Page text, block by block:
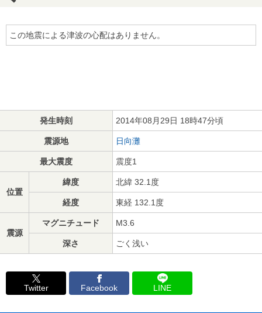
この地震による津波の心配はありません。
発生時刻 2014年08月29日 18時47分頃
震源地 日向灘
最大震度 震度1
位置
緯度 北緯 32.1度
経度 東経 132.1度
震源
マグニチュード M3.6
深さ ごく浅い
Twitter Facebook LINE